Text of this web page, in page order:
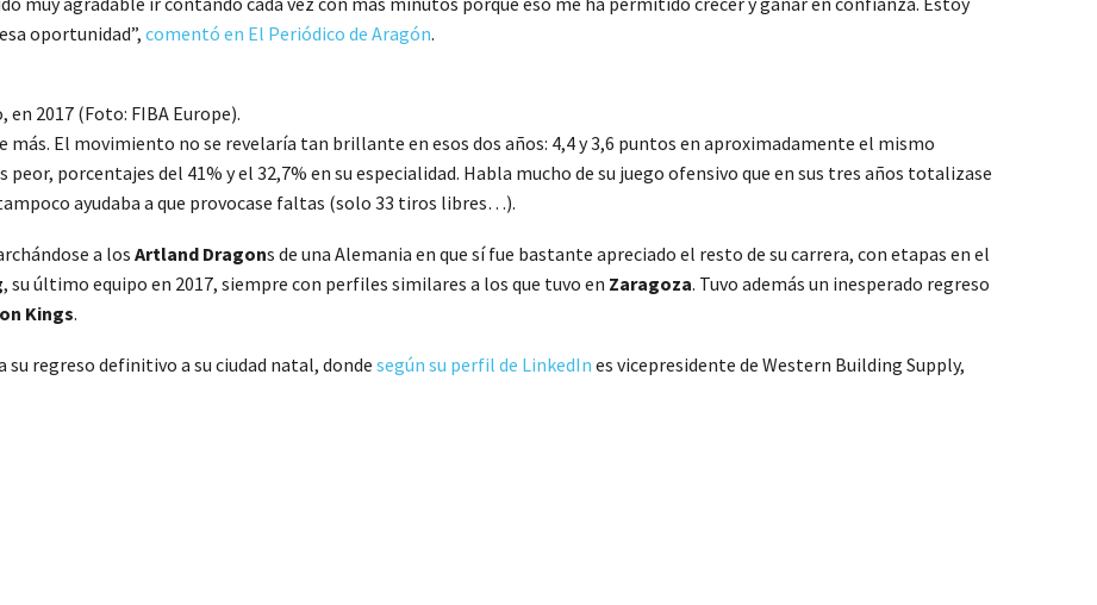
oportunidad”, comentó en El Periódico de Aragón.
2017 (Foto: FIBA Europe).
más. El movimiento no se revelaría tan brillante en esos dos años: 4,4 y 3,6 puntos en aproximadamente el mismo
porcentajes del 41% y el 32,7% en su especialidad. Habla mucho de su juego ofensivo que en sus tres años totalizase
ayudaba a que provocase faltas (solo 33 tiros libres…).
a los Artland Dragons de una Alemania en que sí fue bastante apreciado el resto de su carrera, con etapas en el
, su último equipo en 2017, siempre con perfiles similares a los que tuvo en Zaragoza. Tuvo además un inesperado regreso
Kings.
regreso definitivo a su ciudad natal, donde según su perfil de LinkedIn es vicepresidente de Western Building Supply,